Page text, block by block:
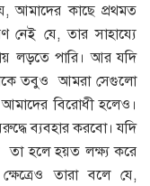
আমাদের কাছে প্রথমত
নেই যে, তার সাহায্যে
লড়তে পারি। আর যদি
তবুও আমরা সেগুলো
বিরোধী হলেও।
ব্যবহার করবো। যদি
তা হলে হয়ত লক্ষ্য করে
তারা বলে যে,